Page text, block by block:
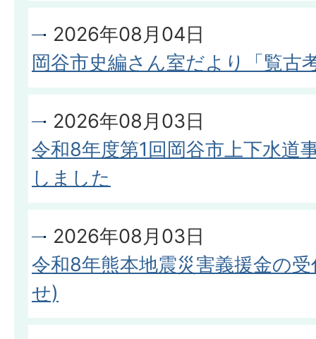
2026年08月04日
岡谷市史編さん室だより「覧古
2026年08月03日
令和8年度第1回岡谷市上下水道
しました
2026年08月03日
令和8年熊本地震災害義援金の
せ)